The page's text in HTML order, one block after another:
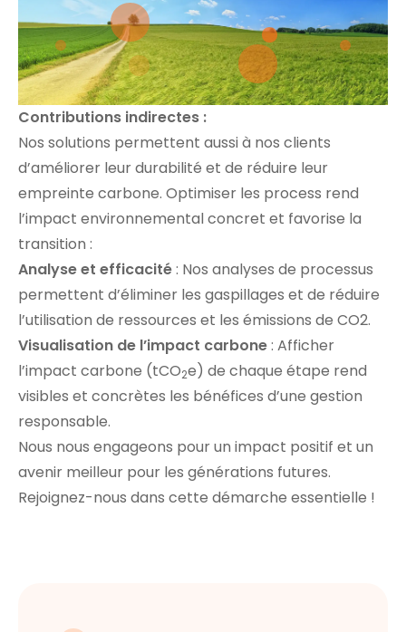
Contributions indirectes :
Nos solutions permettent aussi à nos clients
d’améliorer leur durabilité et de réduire leur
empreinte carbone. Optimiser les process rend
l’impact environnemental concret et favorise la
transition :
Analyse et efficacité: Nos analyses de processus
permettent d’éliminer les gaspillages et de réduire
l’utilisation de ressources et les émissions de CO2.
Visualisation de l’impact carbone: Afficher
l’impact carbone (tCO2e) de chaque étape rend
visibles et concrètes les bénéfices d’une gestion
responsable.
Nous nous engageons pour un impact positif et un
avenir meilleur pour les générations futures.
Rejoignez-nous dans cette démarche essentielle !